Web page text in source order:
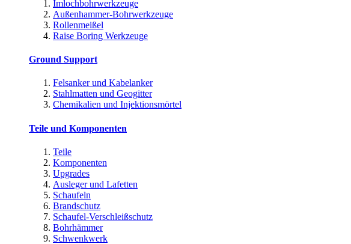
Imlochbohrwerkzeuge
Außenhammer-Bohrwerkzeuge
Rollenmeißel
Raise Boring Werkzeuge
Ground Support
Felsanker und Kabelanker
Stahlmatten und Geogitter
Chemikalien und Injektionsmörtel
Teile und Komponenten
Teile
Komponenten
Upgrades
Ausleger und Lafetten
Schaufeln
Brandschutz
Schaufel-Verschleißschutz
Bohrhämmer
Schwenkwerk